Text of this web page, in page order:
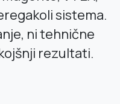
sistema.
ni tehnične
rezultati.